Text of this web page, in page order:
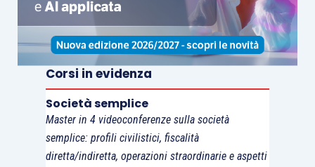
In particolare nelrigo CR8, colonna 1
codice 3 per comunicare l’opzione e nei
CR9 e CR10 vanno indicati icodici fiscali dei
soggetti partecipantiper i quali viene resa la
comunicazione di opzione: in colonna 1 se sono
Corsi in evidenza
Società semplice
Master in 4 videoconferenze sulla società
semplice: profili civilistici, fiscalità
diretta/indiretta, operazioni straordinarie e aspetti